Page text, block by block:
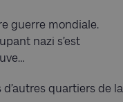
guerre mondiale.
nazi s’est
quartiers de la